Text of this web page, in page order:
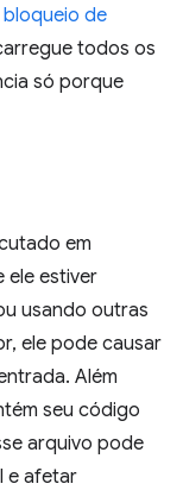
de
todos os
só porque
em
ele estiver
usando outras
ele pode causar
Além
seu código
arquivo pode
e afetar